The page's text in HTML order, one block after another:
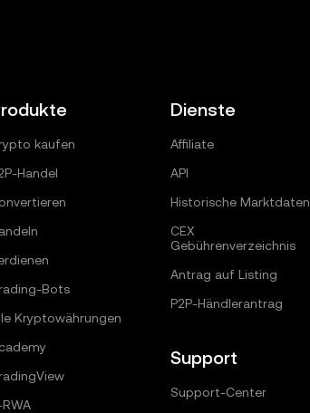
kaufen
Handel
Bots
Kryptowährungen
Dienste
Affiliate
API
Historische Marktdaten
CEX
Gebührenverzeichnis
Antrag auf Listing
P2P-Händlerantrag
Support
Support-Center